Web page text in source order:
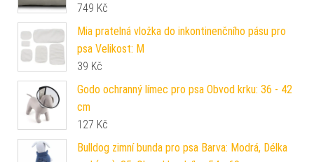
749 Kč
Mia pratelná vložka do inkontinenčního pásu pro
psa Velikost: M
39 Kč
Godo ochranný límec pro psa Obvod krku: 36 - 42
cm
127 Kč
Bulldog zimní bunda pro psa Barva: Modrá, Délka